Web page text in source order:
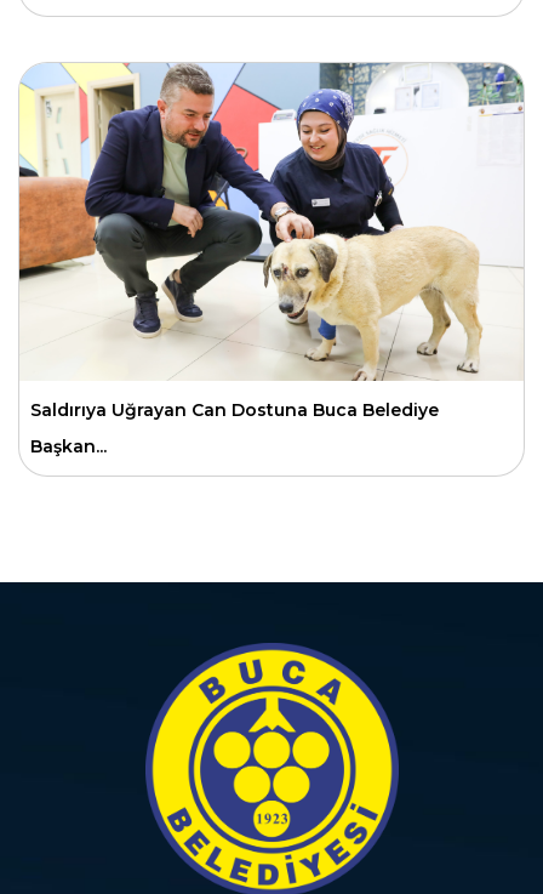
Saldırıya Uğrayan Can Dostuna Buca Belediye
Başkan...